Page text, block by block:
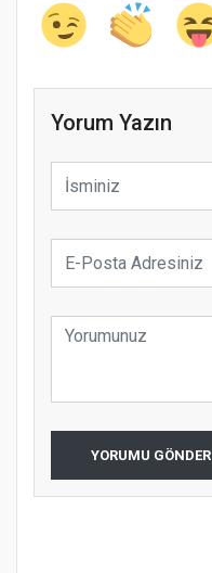
Yorum Yazın
YORUMU GÖNDER